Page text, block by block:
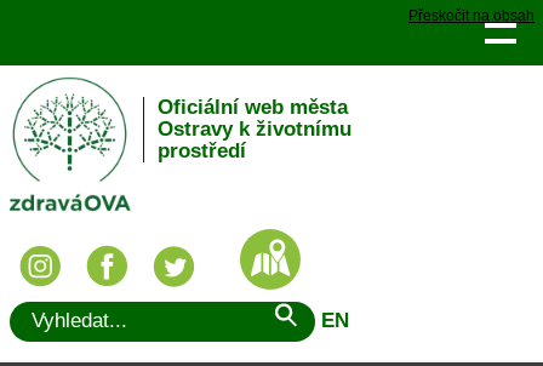
Přeskočit na obsah
Oficiální web města
Ostravy k životnímu
prostředí
EN